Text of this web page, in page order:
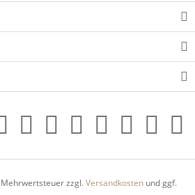
zzgl.Versandkosten und ggf.